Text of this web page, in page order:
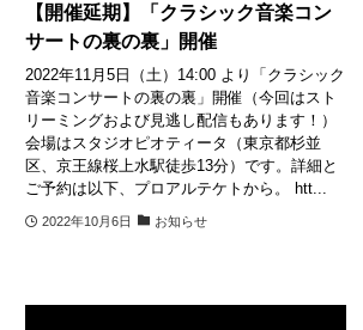
【開催延期】「クラシック音楽コン
サートの裏の裏」開催
2022年11月5日（土）14:00 より「クラシック
音楽コンサートの裏の裏」開催（今回はスト
リーミングおよび見逃し配信もあります！）
会場はスタジオピオティータ（東京都杉並
区、京王線桜上水駅徒歩13分）です。詳細と
ご予約は以下、プロアルテケトから。 htt...
2022年10月6日 お知らせ